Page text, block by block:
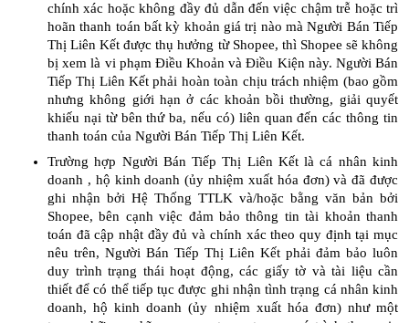
chính xác hoặc không đầy đủ dẫn đến việc chậm trễ hoặc trì
hoãn thanh toán bất kỳ khoản giá trị nào mà Người Bán Tiếp
Thị Liên Kết được thụ hưởng từ Shopee, thì Shopee sẽ không
bị xem là vi phạm Điều Khoản và Điều Kiện này. Người Bán
Tiếp Thị Liên Kết phải hoàn toàn chịu trách nhiệm (bao gồm
nhưng không giới hạn ở các khoản bồi thường, giải quyết
khiếu nại từ bên thứ ba, nếu có) liên quan đến các thông tin
thanh toán của Người Bán Tiếp Thị Liên Kết.
Trường hợp Người Bán Tiếp Thị Liên Kết là cá nhân kinh
doanh , hộ kinh doanh (ủy nhiệm xuất hóa đơn) và đã được
ghi nhận bởi Hệ Thống TTLK và/hoặc bằng văn bản bởi
Shopee, bên cạnh việc đảm bảo thông tin tài khoản thanh
toán đã cập nhật đầy đủ và chính xác theo quy định tại mục
nêu trên, Người Bán Tiếp Thị Liên Kết phải đảm bảo luôn
duy trình trạng thái hoạt động, các giấy tờ và tài liệu cần
thiết để có thể tiếp tục được ghi nhận tình trạng cá nhân kinh
doanh, hộ kinh doanh (ủy nhiệm xuất hóa đơn) như một